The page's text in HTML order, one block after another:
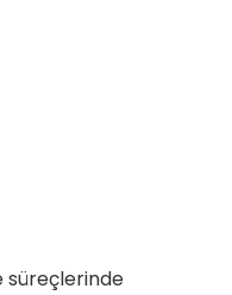
süreçlerinde